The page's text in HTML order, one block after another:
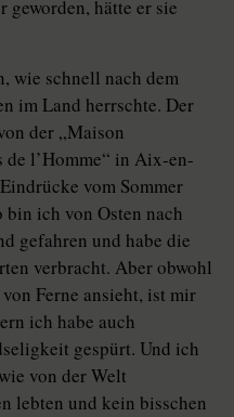
geworden, hätte er sie
wie schnell nach dem
im Land herrschte. Der
der „Maison
de l’Homme“ in Aix-en-
vom Sommer
ich von Osten nach
gefahren und habe die
verbracht. Aber obwohl
Ferne ansieht, ist mir
ich habe auch
gespürt. Und ich
von der Welt
lebten und kein bisschen